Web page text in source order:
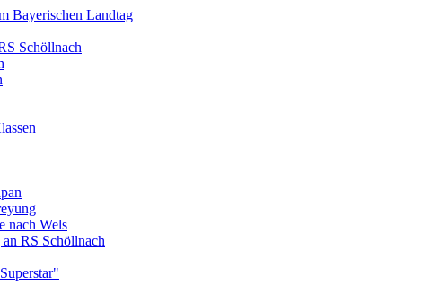
Bayerischen Landtag
Schöllnach
nach Wels
RS Schöllnach